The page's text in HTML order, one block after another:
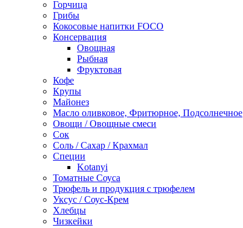
Горчица
Грибы
Кокосовые напитки FOCO
Консервация
Овощная
Рыбная
Фруктовая
Кофе
Крупы
Майонез
Масло оливковое, Фритюрное, Подсолнечное
Овощи / Овощные смеси
Сок
Соль / Сахар / Крахмал
Специи
Kotanyi
Томатные Соуса
Трюфель и продукция с трюфелем
Уксус / Соус-Крем
Хлебцы
Чизкейки